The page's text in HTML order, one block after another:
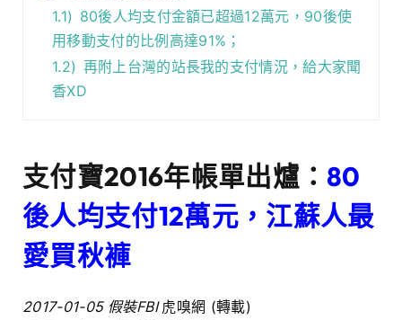
1.1) 80後人均支付金額已超過12萬元，90後使
用移動支付的比例高達91%；
1.2) 再附上台灣的站長我的支付情況，給大家聞
香XD
支付寶2016年帳單出爐：80
後人均支付12萬元，江蘇人最
愛買秋褲
2017-01-05 假裝FBI虎嗅網 (轉載)